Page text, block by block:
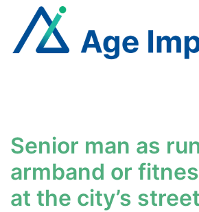
contenu
Senior man as
armband or
at the city’s street